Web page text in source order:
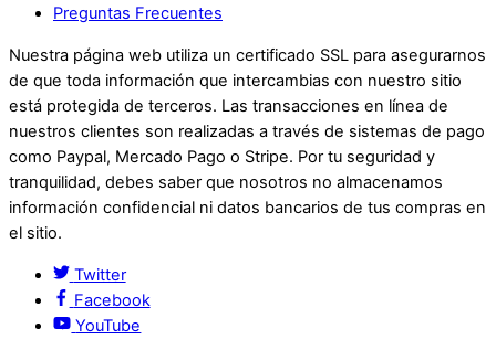
Preguntas Frecuentes
Nuestra página web utiliza un certificado SSL para asegurarnos
de que toda información que intercambias con nuestro sitio
está protegida de terceros. Las transacciones en línea de
nuestros clientes son realizadas a través de sistemas de pago
como Paypal, Mercado Pago o Stripe. Por tu seguridad y
tranquilidad, debes saber que nosotros no almacenamos
información confidencial ni datos bancarios de tus compras en
el sitio.
Twitter
Facebook
YouTube